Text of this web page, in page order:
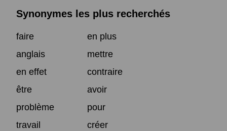
Synonymes les plus recherchés
faire
en plus
anglais
mettre
en effet
contraire
être
avoir
problème
pour
travail
créer